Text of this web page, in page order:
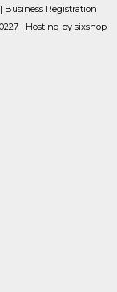
| Business Registration
| Hosting by sixshop